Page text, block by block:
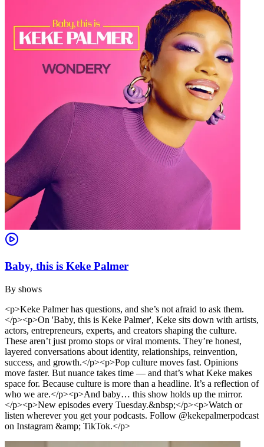
Baby, this is Keke Palmer
By shows
<p>Keke Palmer has questions, and she’s not afraid to ask them.
</p><p>On 'Baby, this is Keke Palmer', Keke sits down with artists,
actors, entrepreneurs, experts, and creators shaping the culture.
These aren’t just promo stops or viral moments. They’re honest,
layered conversations about identity, relationships, reinvention,
success, and growth.</p><p>Pop culture moves fast. Opinions
move faster. But nuance takes time — and that’s what Keke makes
space for. Because culture is more than a headline. It’s a reflection of
who we are.</p><p>And baby… this show holds up the mirror.
</p><p>New episodes every Tuesday.&nbsp;</p><p>Watch or
listen wherever you get your podcasts. Follow @kekepalmerpodcast
on Instagram &amp; TikTok.</p>